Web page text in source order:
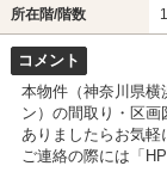
所在階/階数
コメント
本物件（神奈川県横
ン）の間取り・区
ありましたらお気軽
ご連絡の際には「